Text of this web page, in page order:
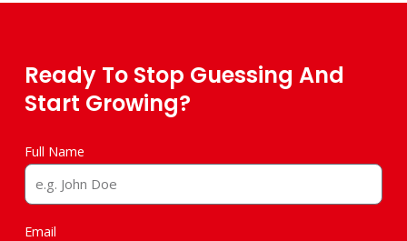
Ready To Stop Guessing And
Start Growing?
Full Name
Email